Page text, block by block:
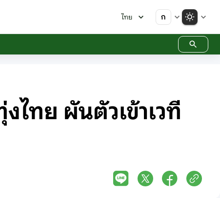
ไทย ก
ทย ผันตัวเข้าเวที